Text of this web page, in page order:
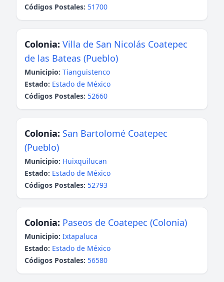
Códigos Postales: 51700
Colonia: Villa de San Nicolás Coatepec
de las Bateas (Pueblo)
Municipio: Tianguistenco
Estado: Estado de México
Códigos Postales: 52660
Colonia: San Bartolomé Coatepec
(Pueblo)
Municipio: Huixquilucan
Estado: Estado de México
Códigos Postales: 52793
Colonia: Paseos de Coatepec (Colonia)
Municipio: Ixtapaluca
Estado: Estado de México
Códigos Postales: 56580